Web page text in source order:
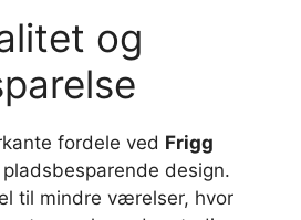
og
fordele ved Frigg
design.
til mindre værelser, hvor